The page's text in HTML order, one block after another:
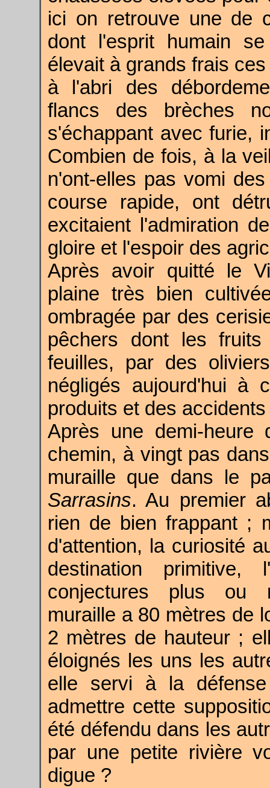
ici on retrouve une de
dont l'esprit humain
élevait à grands frais
à l'abri des
flancs des brèches
s'échappant avec furie,
Combien de fois, à la
n'ont-elles pas vomi
course rapide, ont
excitaient l'admiration
gloire et l'espoir des
Après avoir quitté le
plaine très bien
ombragée par des
pêchers dont les
feuilles, par des
négligés aujourd'hui à
produits et des
Après une demi-
chemin, à vingt pas
muraille que dans le
Sarrasins. Au premier
rien de bien frappant ;
d'attention, la curiosité
destination
conjectures plus ou
muraille a 80 mètres de
2 mètres de hauteur ;
éloignés les uns les
elle servi à la
admettre cette
été défendu dans les
par une petite rivière
digue ?